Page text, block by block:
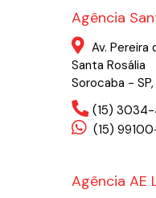
Agência
Av. Pereira
Santa Rosália
Sorocaba -
(15)
(15)
Agência AE